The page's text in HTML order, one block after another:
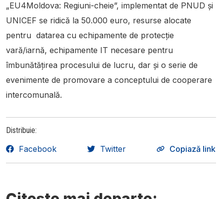
„EU4Moldova: Regiuni-cheie”, implementat de PNUD și
UNICEF se ridică la 50.000 euro, resurse alocate
pentru datarea cu echipamente de protecție
vară/iarnă, echipamente IT necesare pentru
îmbunătățirea procesului de lucru, dar și o serie de
evenimente de promovare a conceptului de cooperare
intercomunală.
Distribuie:
Facebook Twitter Copiază link